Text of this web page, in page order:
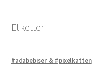
Etiketter
#adabebisen & #pixelkatten